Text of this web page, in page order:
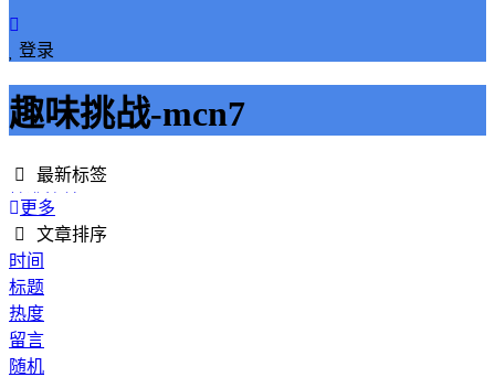
登录
趣味挑战-mcn7
最新标签
精准接单
接单网
安全下单
成绩改进
学历提升
提升竞争力
代刷网站
更多
文章排序
时间
标题
热度
留言
随机